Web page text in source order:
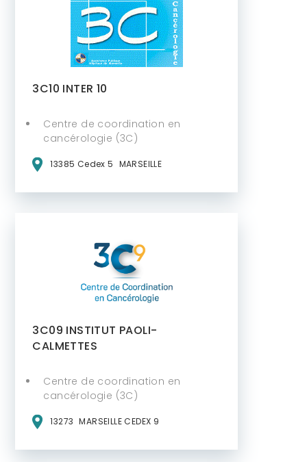
3C10 INTER 10
Centre de coordination en
cancérologie (3C)
13385 Cedex 5 MARSEILLE
3C09 INSTITUT PAOLI-
CALMETTES
Centre de coordination en
cancérologie (3C)
13273 MARSEILLE CEDEX 9